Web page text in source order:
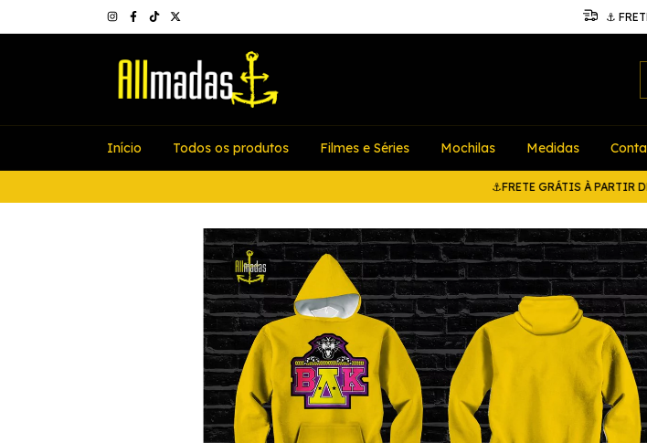
⚓
Início Todos os produtos Filmes e Séries Mochilas Medidas
⚓FRETE GRÁTIS À PARTIR DE R$300